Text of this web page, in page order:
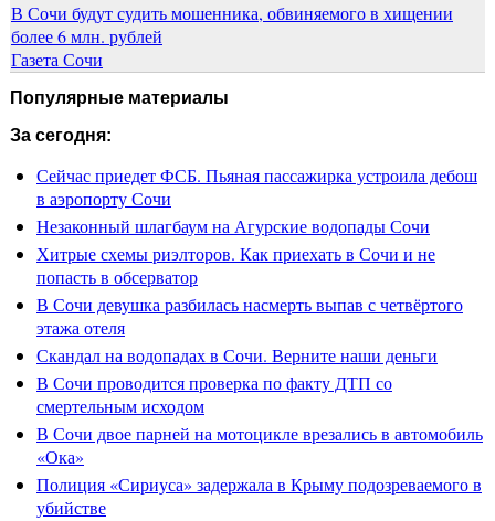
В Сочи будут судить мошенника, обвиняемого в хищении
более 6 млн. рублей
Газета Сочи
Популярные материалы
За сегодня:
Сейчас приедет ФСБ. Пьяная пассажирка устроила дебош
в аэропорту Сочи
Незаконный шлагбаум на Агурские водопады Сочи
Хитрые схемы риэлторов. Как приехать в Сочи и не
попасть в обсерватор
В Сочи девушка разбилась насмерть выпав с четвёртого
этажа отеля
Скандал на водопадах в Сочи. Верните наши деньги
В Сочи проводится проверка по факту ДТП со
смертельным исходом
В Сочи двое парней на мотоцикле врезались в автомобиль
«Ока»
Полиция «Сириуса» задержала в Крыму подозреваемого в
убийстве